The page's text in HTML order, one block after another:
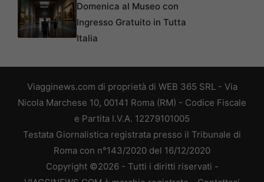
Domenica al Museo con
Ingresso Gratuito in Tutta
Italia
Viagginews.com di proprietà di WEB 365 SRL - Via
Nicola Marchese 10, 00141 Roma (RM) - Codice Fiscale
e Partita I.V.A. 12279101005
Testata Giornalistica registrata presso il Tribunale di
Roma con n°143/2020 del 16/12/2020
Copyright ©2026 - Tutti i diritti riservati -